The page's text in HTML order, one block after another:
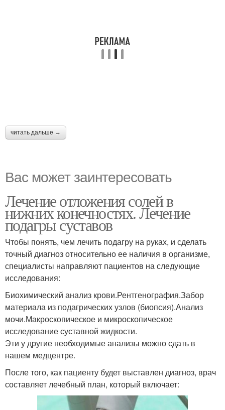
читать дальше →
Вас может заинтересовать
Лечение отложения солей в
нижних конечностях. Лечение
подагры суставов
Чтобы понять, чем лечить подагру на руках, и сделать
точный диагноз относительно ее наличия в организме,
специалисты направляют пациентов на следующие
исследования:
Биохимический анализ крови.Рентгенография.Забор
материала из подагрических узлов (биопсия).Анализ
мочи.Макроскопическое и микроскопическое
исследование суставной жидкости.
Эти у другие необходимые анализы можно сдать в
нашем медцентре.
После того, как пациенту будет выставлен диагноз, врач
составляет лечебный план, который включает: